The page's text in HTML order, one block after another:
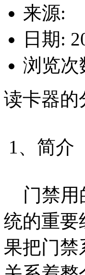
来源:
日期:
浏览次
读卡器的
1、简介
门禁用
统的重要
果把门禁